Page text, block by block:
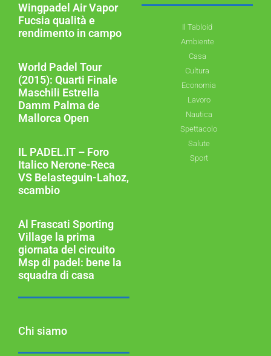
Wingpadel Air Vapor
Fucsia qualità e
rendimento in campo
World Padel Tour
(2015): Quarti Finale
Maschili Estrella
Damm Palma de
Mallorca Open
IL PADEL.IT – Foro
Italico Nerone-Reca
VS Belasteguin-Lahoz,
scambio
Al Frascati Sporting
Village la prima
giornata del circuito
Msp di padel: bene la
squadra di casa
Il Tabloid
Ambiente
Casa
Cultura
Economia
Lavoro
Nautica
Spettacolo
Salute
Sport
Chi siamo